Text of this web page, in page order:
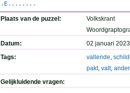
.E........
Plaats van de puzzel:
Volkskrant
Datum:
02 januari
Tags:
vallende,
pakt, valt,
Gelijkluidende vragen: